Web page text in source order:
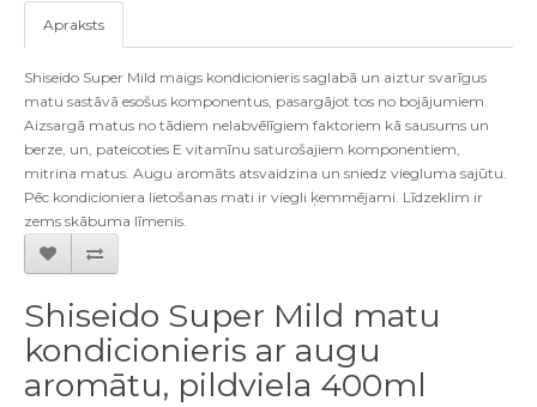
Apraksts
Shiseido Super Mild maigs kondicionieris saglabā un aiztur svarīgus
matu sastāvā esošus komponentus, pasargājot tos no bojājumiem.
Aizsargā matus no tādiem nelabvēlīgiem faktoriem kā sausums un
berze, un, pateicoties E vitamīnu saturošajiem komponentiem,
mitrina matus. Augu aromāts atsvaidzina un sniedz viegluma sajūtu.
Pēc kondicioniera lietošanas mati ir viegli ķemmējami. Līdzeklim ir
zems skābuma līmenis.
Shiseido Super Mild matu
kondicionieris ar augu
aromātu, pildviela 400ml